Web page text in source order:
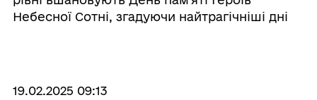
Небесної Сотні, згадуючи найтрагічніші дні
19.02.2025 09:13